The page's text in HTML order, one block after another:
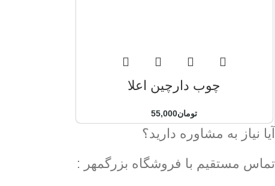
چوب دارچین اعلا
تومان55,000
آیا نیاز به مشاوره دارید؟
تماس مستقیم با فروشگاه بزرگمهر :